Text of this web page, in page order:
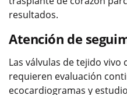
resultados.
Atención de
Las válvulas de tejido vivo
requieren evaluación
ecocardiogramas y